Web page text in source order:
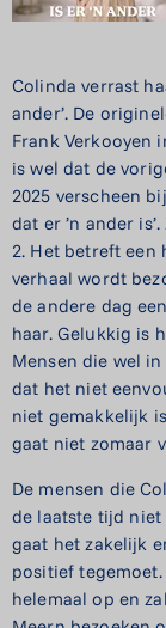
Colinda verrast
ander’. De
Frank Verkooyen
is wel dat de
2025 verscheen
dat er ’n ander
2. Het betreft
verhaal wordt
de andere dag
haar. Gelukkig is
Mensen die wel
dat het niet
niet gemakkelijk
gaat niet zomaar
De mensen die
de laatste tijd niet
gaat het zakelijk
positief
helemaal op en